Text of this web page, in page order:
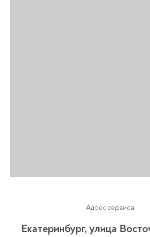
Адрес сервиса:
Екатеринбург, улица